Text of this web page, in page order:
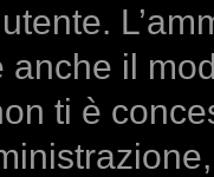
anche il
ti è